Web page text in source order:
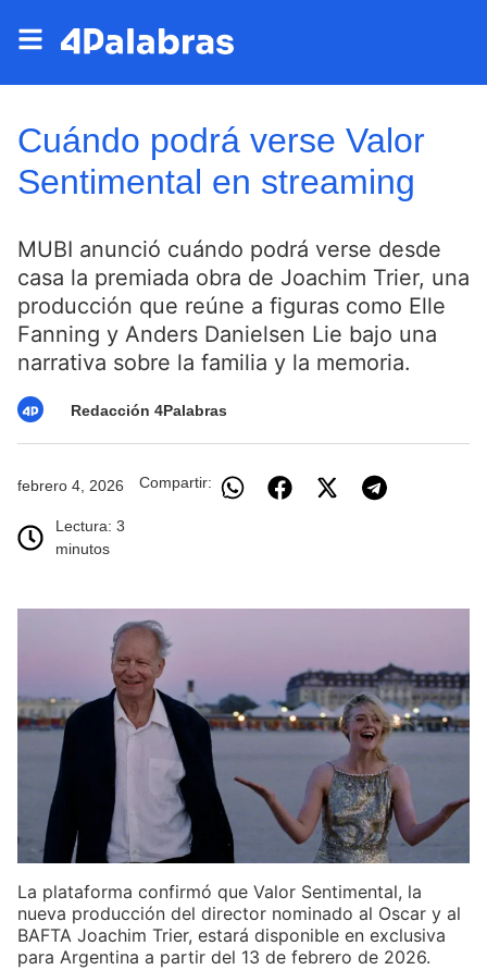
Cuándo podrá verse Valor
Sentimental en streaming
MUBI anunció cuándo podrá verse desde
casa la premiada obra de Joachim Trier, una
producción que reúne a figuras como Elle
Fanning y Anders Danielsen Lie bajo una
narrativa sobre la familia y la memoria.
Redacción 4Palabras
febrero 4, 2026
Lectura: 3
minutos
Compartir:
La plataforma confirmó que Valor Sentimental, la
nueva producción del director nominado al Oscar y al
BAFTA Joachim Trier, estará disponible en exclusiva
para Argentina a partir del 13 de febrero de 2026.